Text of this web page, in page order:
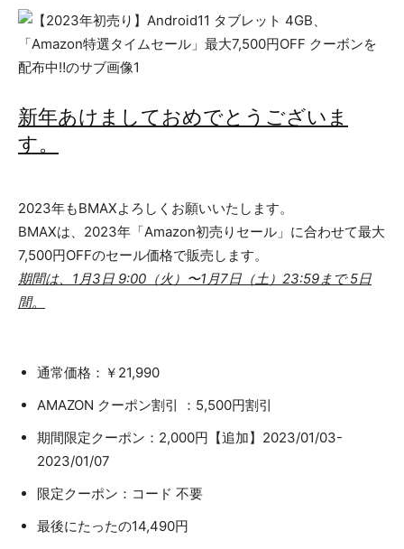
新年あけましておめでとうございま
す。
2023年もBMAXよろしくお願いいたします。
BMAXは、2023年「Amazon初売りセール」に合わせて最大
7,500円OFFのセール価格で販売します。
期間は、1月3日 9:00（火）〜1月7日（土）23:59まで 5日
間。
通常価格：￥21,990
AMAZON クーポン割引 ：5,500円割引
期間限定クーポン：2,000円【追加】2023/01/03-
2023/01/07
限定クーポン：コード 不要
最後にたったの14,490円